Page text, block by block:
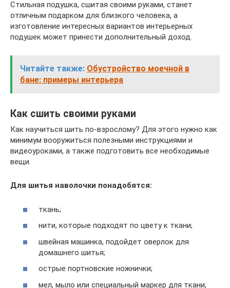
Стильная подушка, сшитая своими руками, станет
отличным подарком для близкого человека, а
изготовление интересных вариантов интерьерных
подушек может принести дополнительный доход.
Читайте также: Обустройство моечной в
бане: примеры интерьера
Как сшить своими руками
Как научиться шить по-взрослому? Для этого нужно как
минимум вооружиться полезными инструкциями и
видеоуроками, а также подготовить все необходимые
вещи.
Для шитья наволочки понадобятся:
ткань;
нити, которые подходят по цвету к ткани;
швейная машинка, подойдет оверлок для
домашнего шитья;
острые портновские ножнички;
мел, мыло или специальный маркер для ткани;